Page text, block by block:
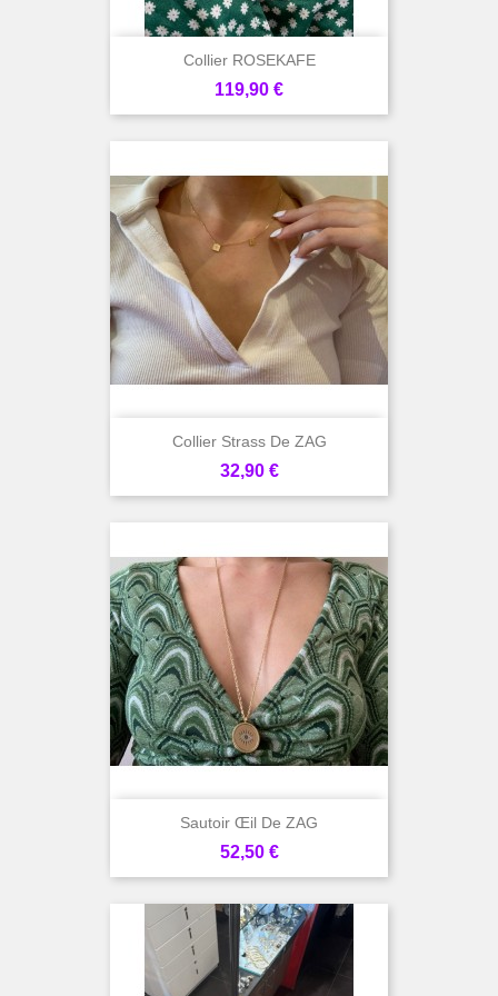
Collier ROSEKAFE
Prix
119,90 €
Collier Strass De ZAG
Prix
32,90 €
Sautoir Œil De ZAG
Prix
52,50 €